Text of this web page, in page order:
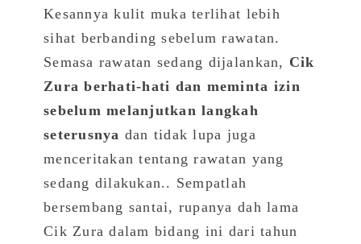
Kesannya kulit muka terlihat lebih
sihat berbanding sebelum rawatan.
Semasa rawatan sedang dijalankan, Cik
Zura berhati-hati dan meminta izin
sebelum melanjutkan langkah
seterusnya dan tidak lupa juga
menceritakan tentang rawatan yang
sedang dilakukan.. Sempatlah
bersembang santai, rupanya dah lama
Cik Zura dalam bidang ini dari tahun